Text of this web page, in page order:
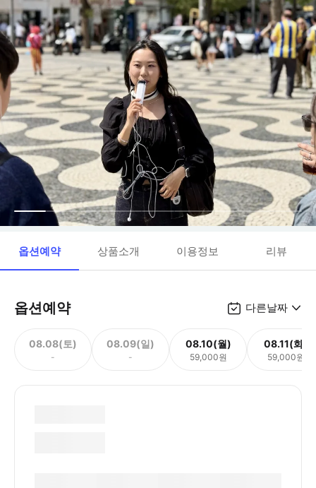
옵션예약 상품소개 이용정보 리뷰
옵션예약 다른날짜
08.08(토)
-
08.09(일)
-
08.10(월)
59,000원
08.11(화)
59,000원